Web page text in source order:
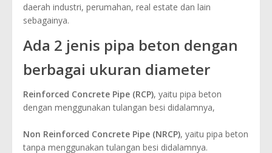
daerah industri, perumahan, real estate dan lain
sebagainya.
Ada 2 jenis pipa beton dengan
berbagai ukuran diameter
Reinforced Concrete Pipe (RCP), yaitu pipa beton
dengan menggunakan tulangan besi didalamnya,
Non Reinforced Concrete Pipe (NRCP), yaitu pipa beton
tanpa menggunakan tulangan besi didalamnya.